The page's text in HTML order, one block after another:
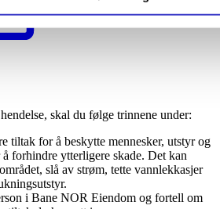
skal du følge trinnene under:
tiltak for å beskytte mennesker, utstyr og
forhindre ytterligere skade. Det kan
slå av strøm, tette vannlekkasjer
i Bane NOR Eiendom og fortell om